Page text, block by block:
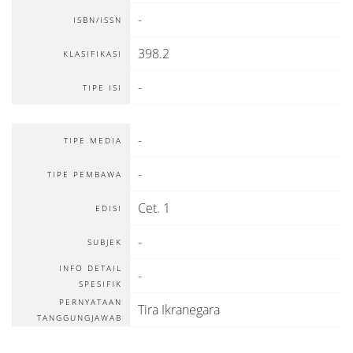
ISBN/ISSN -
KLASIFIKASI 398.2
TIPE ISI -
TIPE MEDIA -
TIPE PEMBAWA -
EDISI Cet. 1
SUBJEK -
INFO DETAIL
SPESIFIK
-
PERNYATAAN
TANGGUNGJAWAB
Tira Ikranegara